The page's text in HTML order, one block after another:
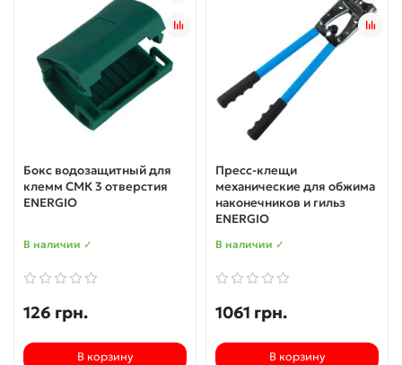
Бокс водозащитный для
клемм СМК 3 отверстия
ENERGIO
В наличии ✓
126 грн.
В корзину
Пресс-клещи
механические для обжима
наконечников и гильз
ENERGIO
В наличии ✓
1061 грн.
В корзину